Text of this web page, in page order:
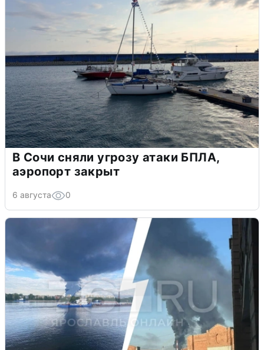
В Сочи сняли угрозу атаки БПЛА,
аэропорт закрыт
6 августа 0